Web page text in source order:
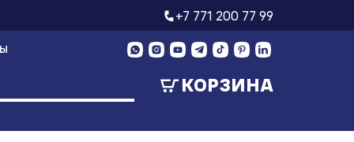
+7 771 200 77 99
КОРЗИНА